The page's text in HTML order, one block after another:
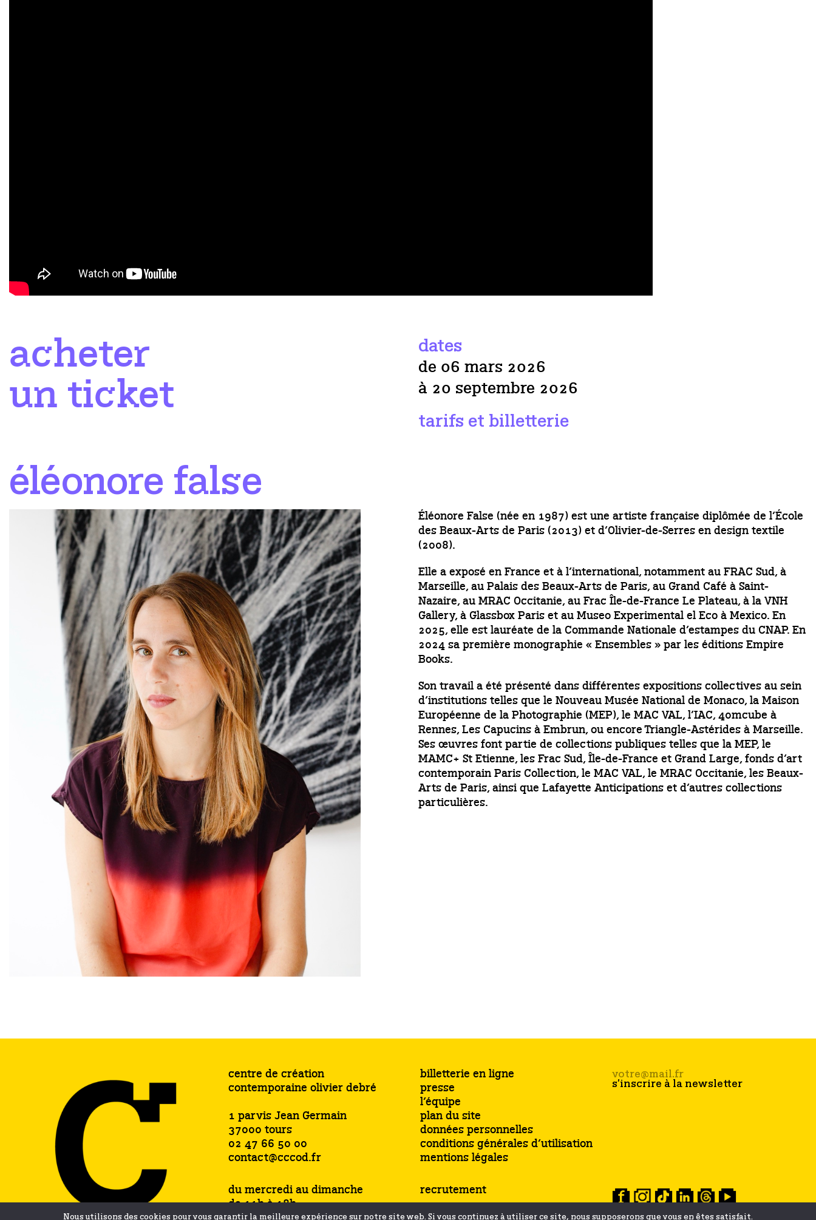
acheter
un ticket
dates
de 06 mars 2026
à 20 septembre 2026
tarifs et billetterie
éléonore false
Éléonore False (née en 1987) est une artiste française diplômée de l’École
des Beaux-Arts de Paris (2013) et d’Olivier-de-Serres en design textile
(2008).
Elle a exposé en France et à l’international, notamment au FRAC Sud, à
Marseille, au Palais des Beaux-Arts de Paris, au Grand Café à Saint-
Nazaire, au MRAC Occitanie, au Frac Île-de-France Le Plateau, à la VNH
Gallery, à Glassbox Paris et au Museo Experimental el Eco à Mexico. En
2025, elle est lauréate de la Commande Nationale d’estampes du CNAP. En
2024 sa première monographie « Ensembles » par les éditions Empire
Books.
Son travail a été présenté dans différentes expositions collectives au sein
d’institutions telles que le Nouveau Musée National de Monaco, la Maison
Européenne de la Photographie (MEP), le MAC VAL, l’IAC, 40mcube à
Rennes, Les Capucins à Embrun, ou encore Triangle-Astérides à Marseille.
Ses œuvres font partie de collections publiques telles que la MEP, le
MAMC+ St Etienne, les Frac Sud, Île-de-France et Grand Large, fonds d’art
contemporain Paris Collection, le MAC VAL, le MRAC Occitanie, les Beaux-
Arts de Paris, ainsi que Lafayette Anticipations et d’autres collections
particulières.
centre de création
contemporaine olivier debré
1 parvis Jean Germain
37000 tours
02 47 66 50 00
contact@cccod.fr
du mercredi au dimanche
de 11h à 18h
billetterie en ligne
presse
l’équipe
plan du site
données personnelles
conditions générales d’utilisation
mentions légales
recrutement
Nous utilisons des cookies pour vous garantir la meilleure expérience sur notre site web. Si vous continuez à utiliser ce site, nous supposerons que vous en êtes satisfait.